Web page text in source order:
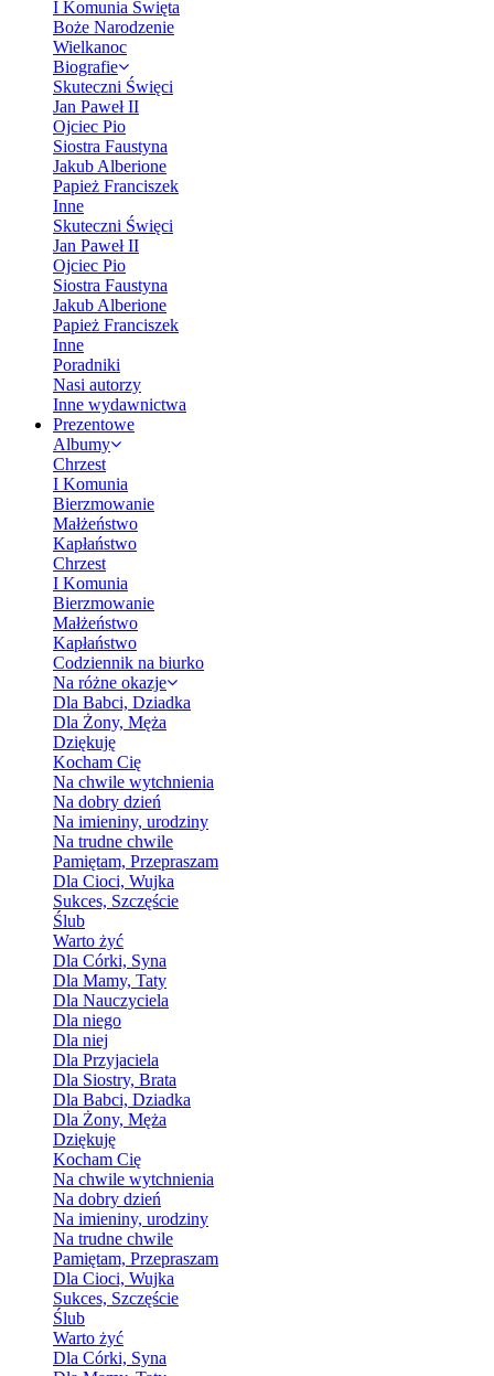
I Komunia Święta
Boże Narodzenie
Wielkanoc
Biografie
Skuteczni Święci
Jan Paweł II
Ojciec Pio
Siostra Faustyna
Jakub Alberione
Papież Franciszek
Inne
Skuteczni Święci
Jan Paweł II
Ojciec Pio
Siostra Faustyna
Jakub Alberione
Papież Franciszek
Inne
Poradniki
Nasi autorzy
Inne wydawnictwa
Prezentowe
Albumy
Chrzest
I Komunia
Bierzmowanie
Małżeństwo
Kapłaństwo
Chrzest
I Komunia
Bierzmowanie
Małżeństwo
Kapłaństwo
Codziennik na biurko
Na różne okazje
Dla Babci, Dziadka
Dla Żony, Męża
Dziękuję
Kocham Cię
Na chwile wytchnienia
Na dobry dzień
Na imieniny, urodziny
Na trudne chwile
Pamiętam, Przepraszam
Dla Cioci, Wujka
Sukces, Szczęście
Ślub
Warto żyć
Dla Córki, Syna
Dla Mamy, Taty
Dla Nauczyciela
Dla niego
Dla niej
Dla Przyjaciela
Dla Siostry, Brata
Dla Babci, Dziadka
Dla Żony, Męża
Dziękuję
Kocham Cię
Na chwile wytchnienia
Na dobry dzień
Na imieniny, urodziny
Na trudne chwile
Pamiętam, Przepraszam
Dla Cioci, Wujka
Sukces, Szczęście
Ślub
Warto żyć
Dla Córki, Syna